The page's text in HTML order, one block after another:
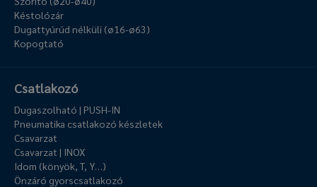
Késtolózár
Dugattyúrúd nélküli (ø16-ø63)
Kopogtató
Csatlakozó
Dugaszolható | PUSH-IN
Pneumatika csatlakozó készletek
Csavarzat
Csavarzat | INOX
Idom (könyök, T, Y…)
Önzáró gyorscsatlakozó